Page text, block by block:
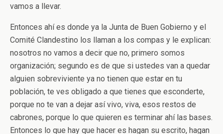
vamos a llevar.
Entonces ahí es donde ya la Junta de Buen Gobierno y el
Comité Clandestino los llaman a los compas y le explican:
nosotros no vamos a decir que no, primero somos
organización; segundo es de que si ustedes van a quedar
alguien sobreviviente ya no tienen que estar en tu
población, te ves obligado a que tienes que esconderte,
porque no te van a dejar así vivo, viva, esos restos de
cabrones, porque lo que quieren es terminar ahí las bases.
Entonces lo que hay que hacer es hagan su escrito, hagan